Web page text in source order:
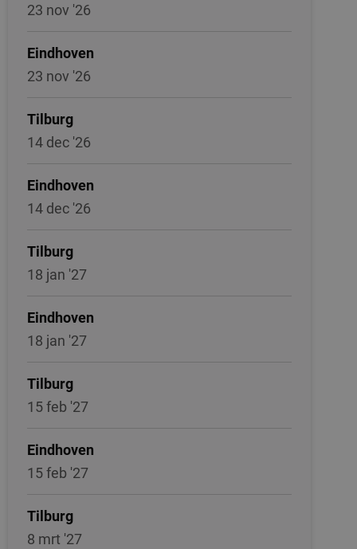
23 nov '26
Eindhoven
23 nov '26
Tilburg
14 dec '26
Eindhoven
14 dec '26
Tilburg
18 jan '27
Eindhoven
18 jan '27
Tilburg
15 feb '27
Eindhoven
15 feb '27
Tilburg
8 mrt '27